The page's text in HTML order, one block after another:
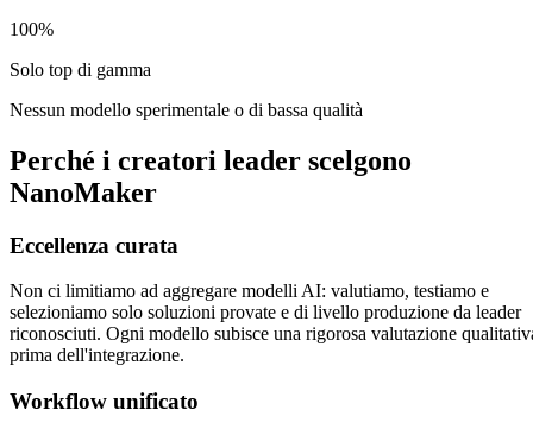
100%
Solo top di gamma
Nessun modello sperimentale o di bassa qualità
Perché i creatori leader scelgono
NanoMaker
Eccellenza curata
Non ci limitiamo ad aggregare modelli AI: valutiamo, testiamo e
selezioniamo solo soluzioni provate e di livello produzione da leader
riconosciuti. Ogni modello subisce una rigorosa valutazione
prima dell'integrazione.
Workflow unificato